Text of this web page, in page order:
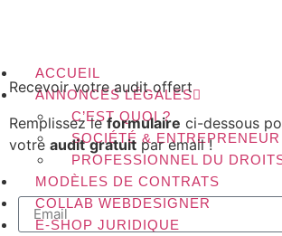
ACCUEIL
ANNONCES LÉGALES
C’EST QUOI ?
SOCIÉTÉ & ENTREPRENEUR
PROFESSIONNEL DU
MODÈLES DE CONTRATS
COLLAB WEBDESIGNER
E-SHOP JURIDIQUE
Recevoir votre audit offert
Remplissez leformulaire ci-dessous
votre audit gratuit par email !